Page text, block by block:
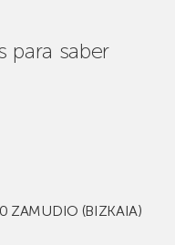
para saber
ZAMUDIO (BIZKAIA)